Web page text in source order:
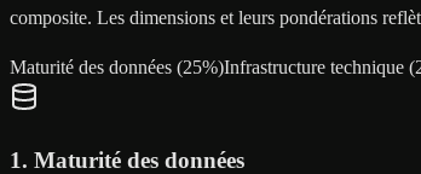
composite. Les dimensions et leurs pondérations
Maturité des données (25%)Infrastructure technique (
1. Maturité des données